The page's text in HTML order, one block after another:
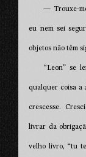
— Trouxe-
eu nem sei
objetos não têm
“Leon” se
qualquer coisa a
crescesse.
livrar da
velho livro, “tu